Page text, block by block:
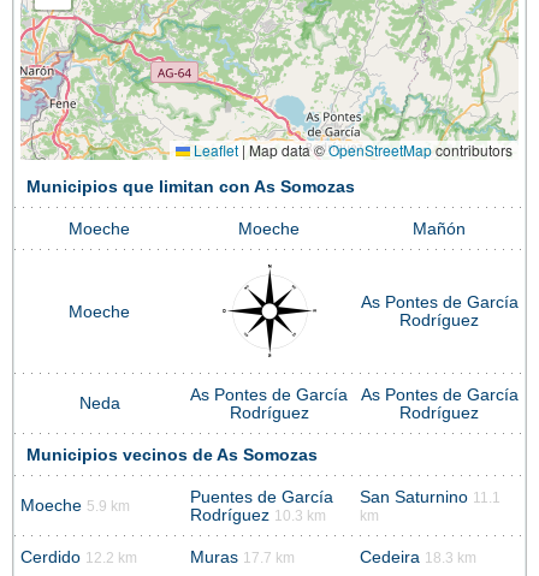
Leaflet | Map data ©OpenStreetMapcontributors
Municipios que limitan con As Somozas
Moeche Moeche Mañón
Moeche
As Pontes de García
Rodríguez
Neda
As Pontes de García
Rodríguez
As Pontes de García
Rodríguez
Municipios vecinos de As Somozas
Moeche 5.9 km
Puentes de García
Rodríguez 10.3 km
San Saturnino 11.1
km
Cerdido 12.2 km Muras 17.7 km Cedeira 18.3 km